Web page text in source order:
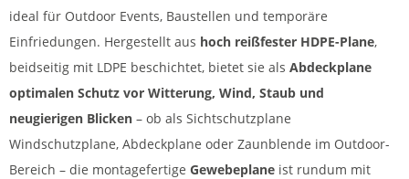
ideal für Outdoor Events, Baustellen und temporäre
Einfriedungen. Hergestellt aus hoch reißfester HDPE-Plane,
beidseitig mit LDPE beschichtet, bietet sie als Abdeckplane
optimalen Schutz vor Witterung, Wind, Staub und
neugierigen Blicken – ob als Sichtschutzplane
Windschutzplane, Abdeckplane oder Zaunblende im Outdoor-
Bereich – die montagefertige Gewebeplane ist rundum mit